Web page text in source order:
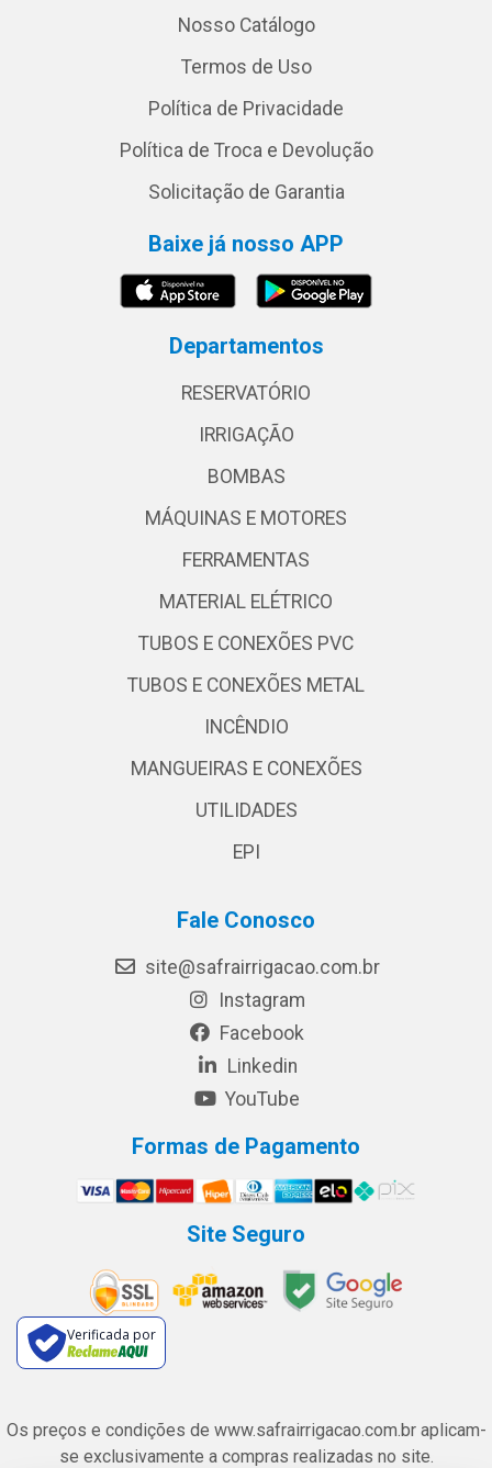
Nosso Catálogo
Termos de Uso
Política de Privacidade
Política de Troca e Devolução
Solicitação de Garantia
Baixe já nosso APP
Departamentos
RESERVATÓRIO
IRRIGAÇÃO
BOMBAS
MÁQUINAS E MOTORES
FERRAMENTAS
MATERIAL ELÉTRICO
TUBOS E CONEXÕES PVC
TUBOS E CONEXÕES METAL
INCÊNDIO
MANGUEIRAS E CONEXÕES
UTILIDADES
EPI
Fale Conosco
site@safrairrigacao.com.br
Instagram
Facebook
Linkedin
YouTube
Formas de Pagamento
Site Seguro
Verificada por
Os preços e condições de www.safrairrigacao.com.br aplicam-
se exclusivamente a compras realizadas no site.